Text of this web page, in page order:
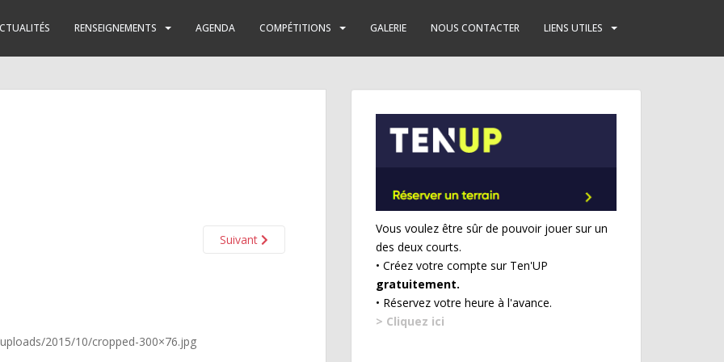
RENSEIGNEMENTS AGENDA COMPÉTITIONS GALERIE NOUS CONTACTER LIENS UTILES
Suivant
2015/10/cropped-300×76.jpg
Vous voulez être sûr de pouvoir jouer sur un
des deux courts.
• Créez votre compte sur Ten'UP
gratuitement.
• Réservez votre heure à l'avance.
> Cliquez ici